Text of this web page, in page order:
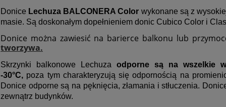
Donice Lechuza BALCONERA Color wykonane są z
masie. Są doskonałym dopełnieniem donic Cubico Color i
Donice można zawiesić na barierce balkonu lub
tworzywa.
Skrzynki balkonowe Lechuza odporne są na wszelkie
-30°C, poza tym charakteryzują się odpornością na
Donice odporne są na pęknięcia, złamania i stłuczenia.
zewnątrz budynków.